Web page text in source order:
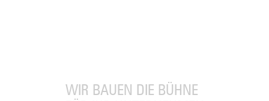
WIR BAUEN DIE BÜHNE